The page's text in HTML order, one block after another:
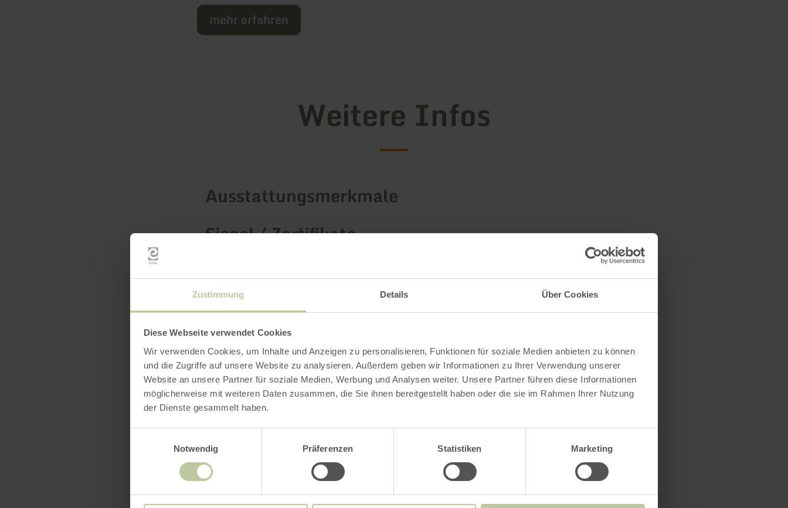
Zustimmung Details Über Cookies
Diese Webseite verwendet Cookies
Wir verwenden Cookies, um Inhalte und Anzeigen zu personalisieren, Funktionen für soziale Medien anbieten zu können
und die Zugriffe auf unsere Website zu analysieren. Außerdem geben wir Informationen zu Ihrer Verwendung unserer
Website an unsere Partner für soziale Medien, Werbung und Analysen weiter. Unsere Partner führen diese Informationen
möglicherweise mit weiteren Daten zusammen, die Sie ihnen bereitgestellt haben oder die sie im Rahmen Ihrer Nutzung
der Dienste gesammelt haben.
Notwendig
Präferenzen Statistiken Marketing
mehr erfahren
Weitere Infos
Ausstattungsmerkmale
Siegel / Zertifikate